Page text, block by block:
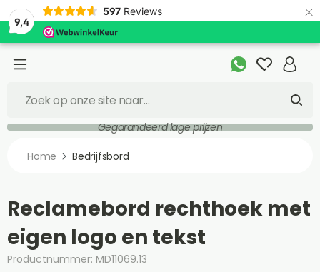
9,4
597 Reviews ×
Gegarandeerd lage prijzen
Home Bedrijfsbord
Reclamebord rechthoek met
eigen logo en tekst
Productnummer: MD11069.13